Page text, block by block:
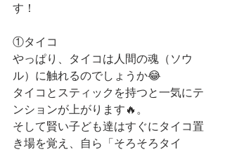
す！
①タイコ
やっぱり、タイコは人間の魂（ソウ
ル）に触れるのでしょうか😂
タイコとスティックを持つと一気にテ
ンションが上がります🔥。
そして賢い子ども達はすぐにタイコ置
き場を覚え、自ら「そろそろタイ